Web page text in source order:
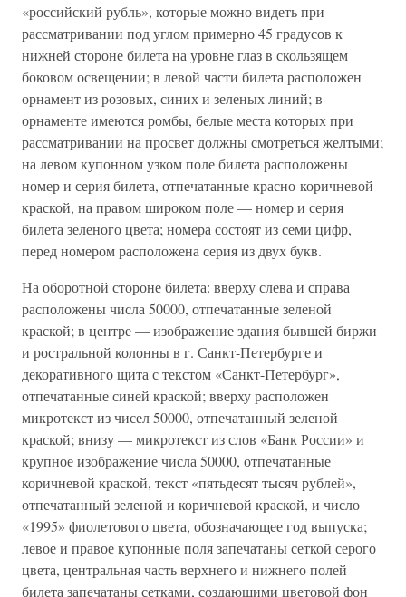
«российский рубль», которые можно видеть при
рассматривании под углом примерно 45 градусов к
нижней стороне билета на уровне глаз в скользящем
боковом освещении; в левой части билета расположен
орнамент из розовых, синих и зеленых линий; в
орнаменте имеются ромбы, белые места которых при
рассматривании на просвет должны смотреться желтыми;
на левом купонном узком поле билета расположены
номер и серия билета, отпечатанные красно-коричневой
краской, на правом широком поле — номер и серия
билета зеленого цвета; номера состоят из семи цифр,
перед номером расположена серия из двух букв.
На оборотной стороне билета: вверху слева и справа
расположены числа 50000, отпечатанные зеленой
краской; в центре — изображение здания бывшей биржи
и ростральной колонны в г. Санкт-Петербурге и
декоративного щита с текстом «Санкт-Петербург»,
отпечатанные синей краской; вверху расположен
микротекст из чисел 50000, отпечатанный зеленой
краской; внизу — микротекст из слов «Банк России» и
крупное изображение числа 50000, отпечатанные
коричневой краской, текст «пятьдесят тысяч рублей»,
отпечатанный зеленой и коричневой краской, и число
«1995» фиолетового цвета, обозначающее год выпуска;
левое и правое купонные поля запечатаны сеткой серого
цвета, центральная часть верхнего и нижнего полей
билета запечатаны сетками, создающими цветовой фон